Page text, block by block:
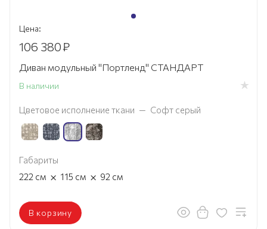
Цена:
106 380₽
Диван модульный "Портленд" СТАНДАРТ
В наличии
Цветовое исполнение ткани — Софт серый
Габариты
222 см × 115 см × 92 см
В корзину